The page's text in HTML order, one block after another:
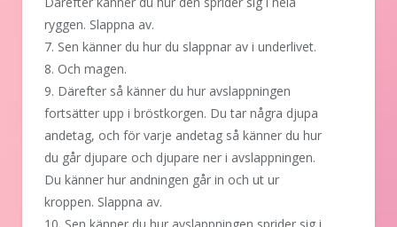
ryggen. Slappna av.
7. Sen känner du hur du slappnar av i underlivet.
8. Och magen.
9. Därefter så känner du hur avslappningen
fortsätter upp i bröstkorgen. Du tar några djupa
andetag, och för varje andetag så känner du hur
du går djupare och djupare ner i avslappningen.
Du känner hur andningen går in och ut ur
kroppen. Slappna av.
10. Sen känner du hur avslappningen sprider sig i